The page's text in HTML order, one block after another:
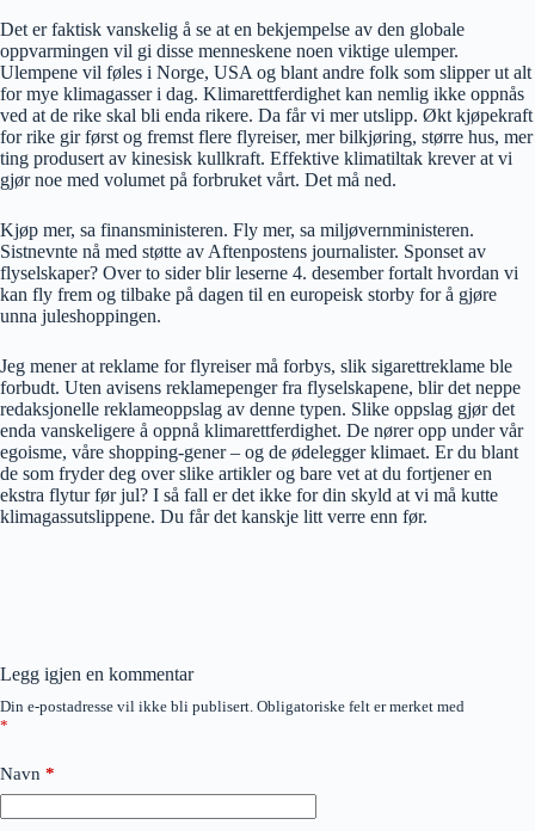
Det er faktisk vanskelig å se at en bekjempelse av den globale
oppvarmingen vil gi disse menneskene noen viktige ulemper.
Ulempene vil føles i Norge, USA og blant andre folk som slipper ut alt
for mye klimagasser i dag. Klimarettferdighet kan nemlig ikke oppnås
ved at de rike skal bli enda rikere. Da får vi mer utslipp. Økt kjøpekraft
for rike gir først og fremst flere flyreiser, mer bilkjøring, større hus, mer
ting produsert av kinesisk kullkraft. Effektive klimatiltak krever at vi
gjør noe med volumet på forbruket vårt. Det må ned.
Kjøp mer, sa finansministeren. Fly mer, sa miljøvernministeren.
Sistnevnte nå med støtte av Aftenpostens journalister. Sponset av
flyselskaper? Over to sider blir leserne 4. desember fortalt hvordan vi
kan fly frem og tilbake på dagen til en europeisk storby for å gjøre
unna juleshoppingen.
Jeg mener at reklame for flyreiser må forbys, slik sigarettreklame ble
forbudt. Uten avisens reklamepenger fra flyselskapene, blir det neppe
redaksjonelle reklameoppslag av denne typen. Slike oppslag gjør det
enda vanskeligere å oppnå klimarettferdighet. De nører opp under vår
egoisme, våre shopping-gener – og de ødelegger klimaet. Er du blant
de som fryder deg over slike artikler og bare vet at du fortjener en
ekstra flytur før jul? I så fall er det ikke for din skyld at vi må kutte
klimagassutslippene. Du får det kanskje litt verre enn før.
Legg igjen en kommentar
Din e-postadresse vil ikke bli publisert. Obligatoriske felt er merket med
*
Navn *